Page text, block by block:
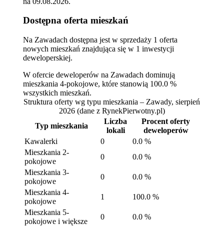
Dostępna oferta mieszkań
Na Zawadach dostępna jest w sprzedaży 1 oferta
nowych mieszkań znajdująca się w 1 inwestycji
deweloperskiej.
W ofercie deweloperów na Zawadach dominują
mieszkania 4-pokojowe, które stanowią 100.0 %
wszystkich mieszkań.
Struktura oferty wg typu mieszkania – Zawady, sierpień
2026 (dane z RynekPierwotny.pl)
Typ mieszkania
Liczba
lokali
Procent oferty
deweloperów
Kawalerki
0
0.0 %
Mieszkania 2-
pokojowe
0
0.0 %
Mieszkania 3-
pokojowe
0
0.0 %
Mieszkania 4-
pokojowe
1
100.0 %
Mieszkania 5-
pokojowe i większe
0 0.0 %